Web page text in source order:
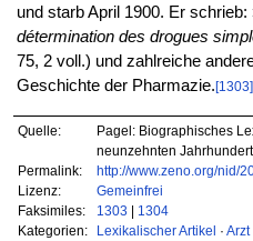
und starb April 1900. Er schrieb:
détermination des drogues
75, 2 voll.) und zahlreiche
Geschichte der Pharmazie. [1303]
Quelle:
Pagel: Biographisches
neunzehnten
Permalink:
http://www.zeno.org/nid/
Lizenz:
Gemeinfrei
Faksimiles:
1303
1304
Kategorien:
Lexikalischer Artikel · Arzt